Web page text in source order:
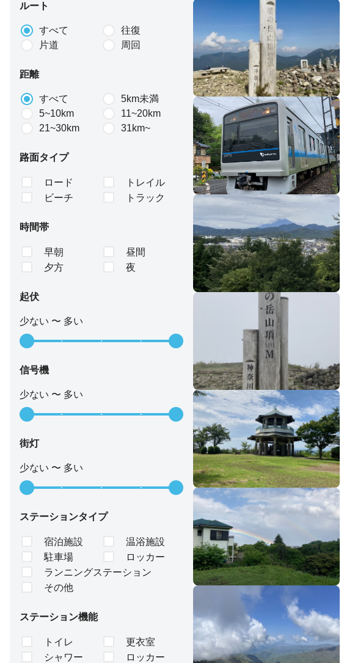
ルート
すべて
往復
片道
周回
距離
すべて
5km未満
5~10km
11~20km
21~30km
31km~
路面タイプ
ロード
トレイル
ビーチ
トラック
時間帯
早朝
昼間
夕方
夜
起伏
少ない 〜 多い
信号機
少ない 〜 多い
街灯
少ない 〜 多い
ステーションタイプ
宿泊施設
温浴施設
駐車場
ロッカー
ランニングステーション
その他
ステーション機能
トイレ
更衣室
シャワー
ロッカー